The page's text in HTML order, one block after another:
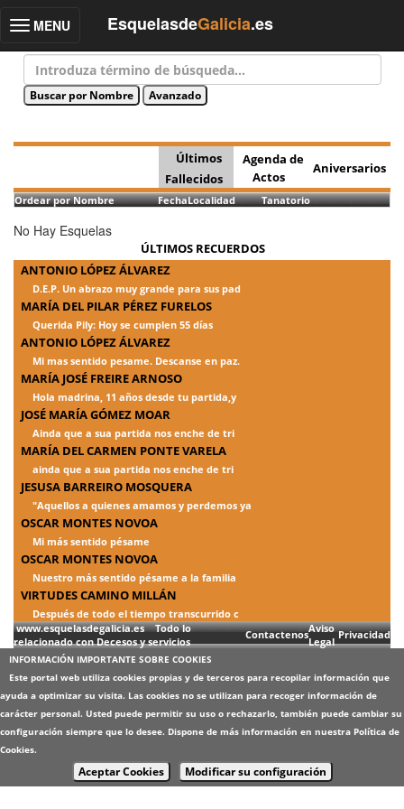
Toggle
MENU EsquelasdeGalicia.es
Últimos
Fallecidos
Agenda de
Actos
Aniversarios
Ordear por Nombre FechaLocalidad Tanatorio
No Hay Esquelas
ÚLTIMOS RECUERDOS
ANTONIO LÓPEZ ÁLVAREZ
D.E.P. Un abrazo muy grande para sus pad
MARÍA DEL PILAR PÉREZ FURELOS
Querida Pily: Hoy se cumplen 55 días
ANTONIO LÓPEZ ÁLVAREZ
Mi mas sentido pesame. Descanse en paz.
MARÍA JOSÉ FREIRE ARNOSO
Hola madrina, 11 años desde tu partida,y
JOSÉ MARÍA GÓMEZ MOAR
Ainda que a sua partida nos enche de tri
MARÍA DEL CARMEN PONTE VARELA
ainda que a sua partida nos enche de tri
JESUSA BARREIRO MOSQUERA
"Aquellos a quienes amamos y perdemos ya
OSCAR MONTES NOVOA
Mi más sentido pésame
OSCAR MONTES NOVOA
Nuestro más sentido pésame a la familia
VIRTUDES CAMINO MILLÁN
Después de todo el tiempo transcurrido c
www.esquelasdegalicia.es Todo lo
relacionado con Decesos y servicios
ContactenosAviso
Legal
Privacidad
INFORMACIÓN IMPORTANTE SOBRE COOKIES
Este portal web utiliza cookies propias y de terceros para recopilar información que
ayuda a optimizar su visita. Las cookies no se utilizan para recoger información de
carácter personal. Usted puede permitir su uso o rechazarlo, también puede cambiar su
configuración siempre que lo desee. Dispone de más información en nuestra Política de
Cookies.